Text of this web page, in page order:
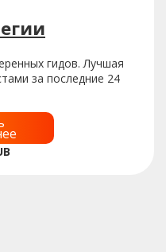
гидов. Лучшая
за последние 24